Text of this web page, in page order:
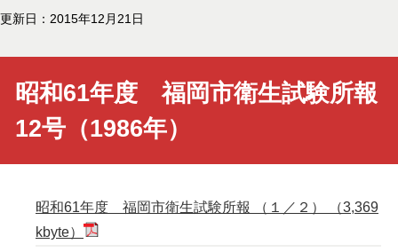
更新日：2015年12月21日
昭和61年度 福岡市衛生試験所報
12号（1986年）
昭和61年度 福岡市衛生試験所報 （１／２） （3,369
kbyte）